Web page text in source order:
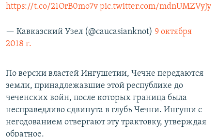
https://t.co/21OrB0mo7v pic.twitter.com/mdnUMZVyJy
— Кавказский Узел (@caucasianknot) 9 октября
2018 г.
По версии властей Ингушетии, Чечне передаются
земли, принадлежавшие этой республике до
чеченских войн, после которых граница была
несправедливо сдвинута в глубь Чечни. Ингуши с
негодованием отвергают эту трактовку, утверждая
обратное.